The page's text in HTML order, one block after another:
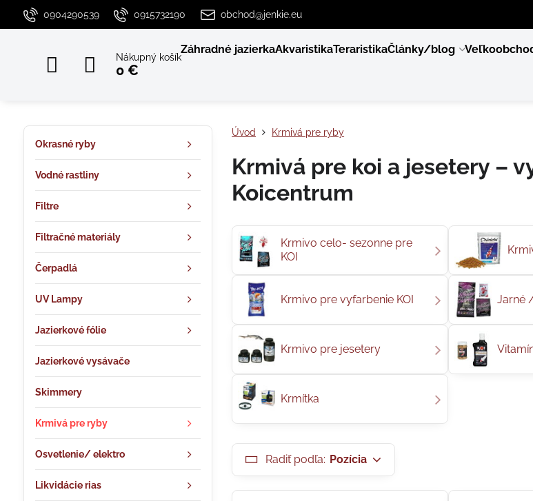
0904290539 0915732190 obchod@jenkie.eu
Nákupný košík
0 €
Záhradné jazierkaAkvaristikaTeraristikaČlánky/blog
Úvod Krmivá pre ryby
Krmivá pre koi a jesetery –
Koicentrum
Krmivo celo- sezonne pre
KOI
Krmivo pre vyfarbenie KOI Jarné
Krmivo pre jesetery
Krmítka
Radiť podľa: Pozícia
Okrasné ryby
Vodné rastliny
Filtre
Filtračné materiály
Čerpadlá
UV Lampy
Jazierkové fólie
Jazierkové vysávače
Skimmery
Krmivá pre ryby
Osvetlenie/ elektro
Likvidácie rias